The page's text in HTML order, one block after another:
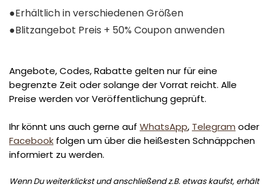
●Erhältlich in verschiedenen Größen
●Blitzangebot Preis + 50% Coupon anwenden
Angebote, Codes, Rabatte gelten nur für eine
begrenzte Zeit oder solange der Vorrat reicht. Alle
Preise werden vor Veröffentlichung geprüft.
Ihr könnt uns auch gerne auf WhatsApp, Telegram oder
Facebook folgen um über die heißesten Schnäppchen
informiert zu werden.
Wenn Du weiterklickst und anschließend z.B. etwas kaufst, erhält